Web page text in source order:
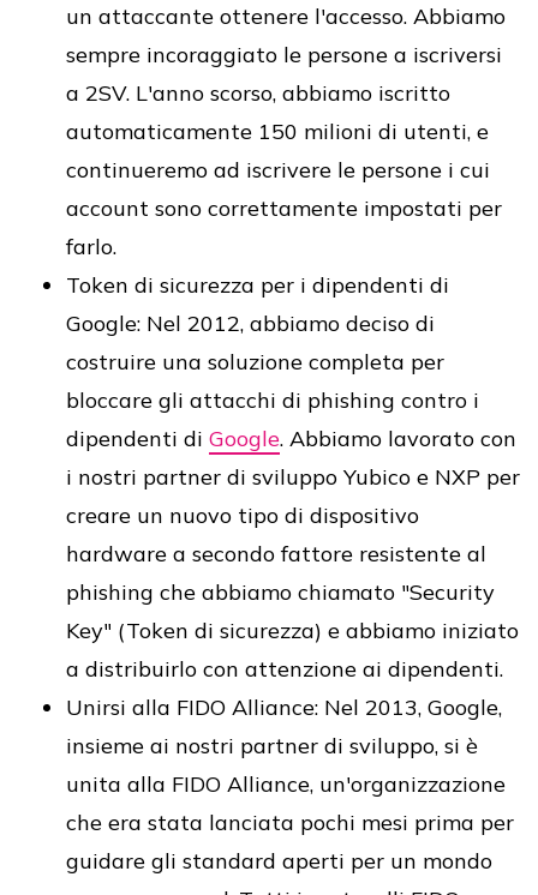
un attaccante ottenere l'accesso. Abbiamo
sempre incoraggiato le persone a iscriversi
a 2SV. L'anno scorso, abbiamo iscritto
automaticamente 150 milioni di utenti, e
continueremo ad iscrivere le persone i cui
account sono correttamente impostati per
farlo.
Token di sicurezza per i dipendenti di
Google: Nel 2012, abbiamo deciso di
costruire una soluzione completa per
bloccare gli attacchi di phishing contro i
dipendenti di Google. Abbiamo lavorato con
i nostri partner di sviluppo Yubico e NXP per
creare un nuovo tipo di dispositivo
hardware a secondo fattore resistente al
phishing che abbiamo chiamato "Security
Key" (Token di sicurezza) e abbiamo iniziato
a distribuirlo con attenzione ai dipendenti.
Unirsi alla FIDO Alliance: Nel 2013, Google,
insieme ai nostri partner di sviluppo, si è
unita alla FIDO Alliance, un'organizzazione
che era stata lanciata pochi mesi prima per
guidare gli standard aperti per un mondo